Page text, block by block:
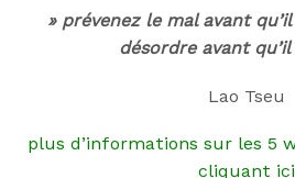
» prévenez le mal avant
désordre avant qu’il
Lao Tseu
plus d’informations sur les 5
cliquant ici